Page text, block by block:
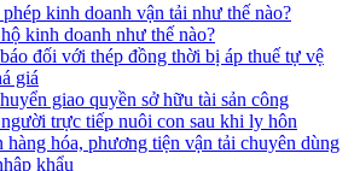
kinh doanh vận tải như thế nào?
kinh doanh như thế nào?
đối với thép đồng thời bị áp thuế tự vệ
giá
giao quyền sở hữu tài sản công
trực tiếp nuôi con sau khi ly hôn
hàng hóa, phương tiện vận tải chuyên dùng
khẩu